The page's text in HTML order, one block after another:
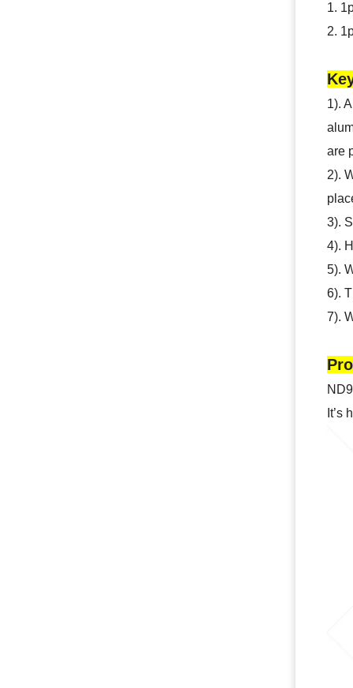
1.
2.
1).
are
2).
3).
4).
5).
6).
7).
It’s